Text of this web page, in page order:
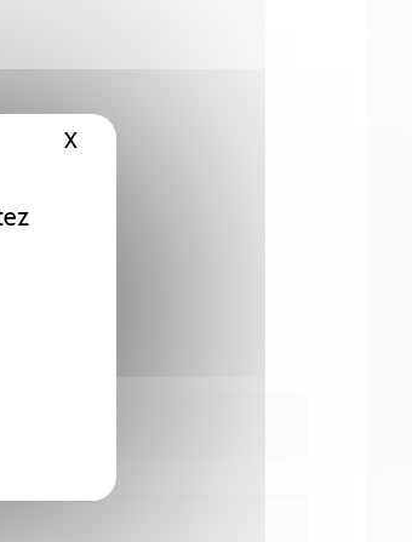
X Masquer le bandeau des cookies